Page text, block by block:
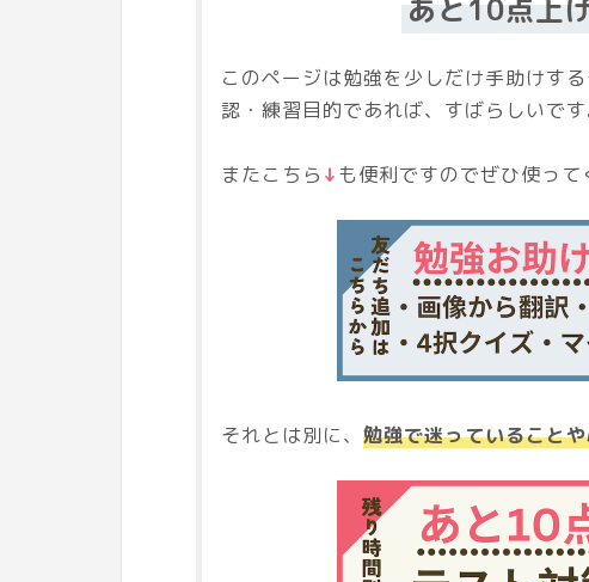
あと10点上
このページは勉強を少しだけ手助けす
認・練習目的であれば、すばらしいです
またこちら ↓も便利ですのでぜひ使っ
それとは別に、 勉強で迷っていること